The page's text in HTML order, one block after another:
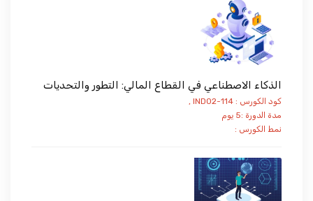
الذكاء الاصطناعي في القطاع المالي: التطور والتحديات
كود الكورس : IND02-114 ,
مدة الدورة :5 يوم
نمط الكورس :